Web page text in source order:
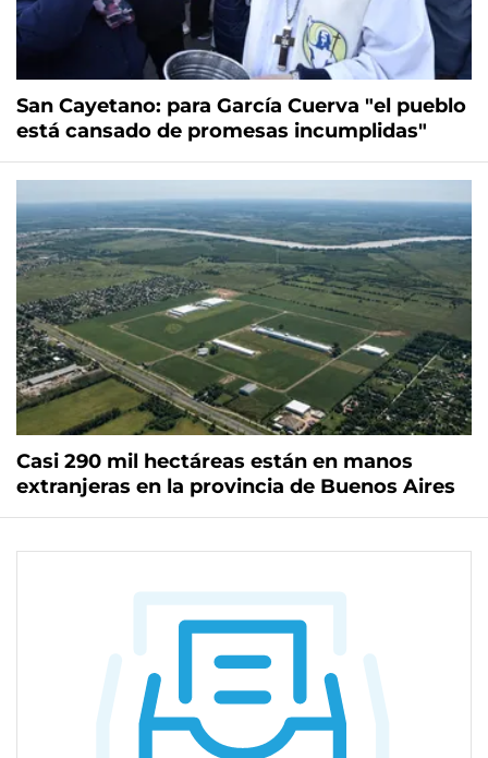
San Cayetano: para García Cuerva "el pueblo
está cansado de promesas incumplidas"
Casi 290 mil hectáreas están en manos
extranjeras en la provincia de Buenos Aires